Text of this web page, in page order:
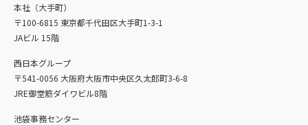
本社（大手町）
〒100-6815 東京都千代田区大手町1-3-1
JAビル 15階
西日本グループ
〒541-0056 大阪府大阪市中央区久太郎町3-6-8
JRE御堂筋ダイワビル8階
池袋事務センター